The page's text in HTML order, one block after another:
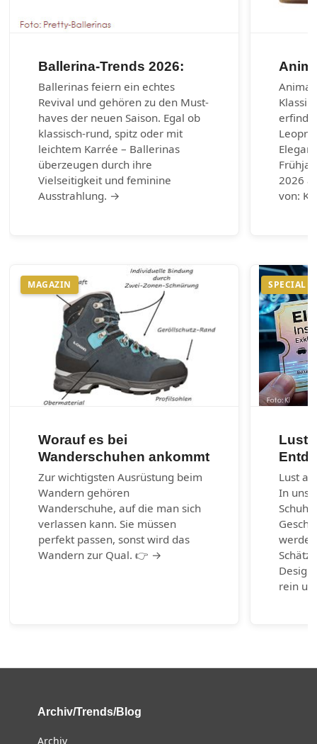
Ballerina-Trends 2026:
Ballerinas feiern ein echtes
Revival und gehören zu den Must-
haves der neuen Saison. Egal ob
klassisch-rund, spitz oder mit
leichtem Karrée – Ballerinas
überzeugen durch ihre
Vielseitigkeit und feminine
Ausstrahlung. →
2026
von:
MAGAZIN
Worauf es bei
Wanderschuhen ankommt
Zur wichtigsten Ausrüstung beim
Wandern gehören
Wanderschuhe, auf die man sich
verlassen kann. Sie müssen
perfekt passen, sonst wird das
Wandern zur Qual. 👉 →
SPECIAL
Lust
Lust
In
rein
Archiv/Trends/Blog
Archiv